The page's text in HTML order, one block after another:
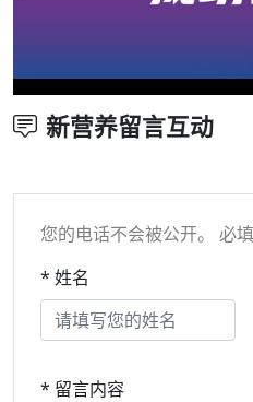
新营养留言互动
您的电话不会被公开。 必
* 姓名
* 留言内容